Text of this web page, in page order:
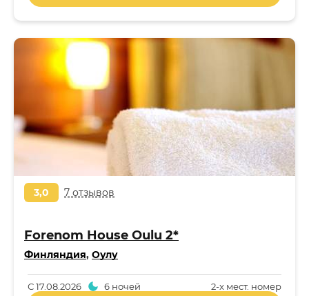
3,0 7 отзывов
Forenom House Oulu 2*
Финляндия, Оулу
2-x мест. номер
С17.08.2026 6 ночей